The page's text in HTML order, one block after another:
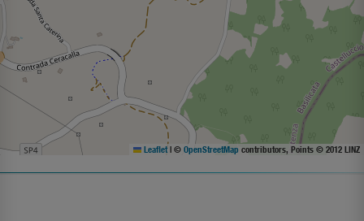
Leaflet | © OpenStreetMap contributors, Points © 2012 LINZ